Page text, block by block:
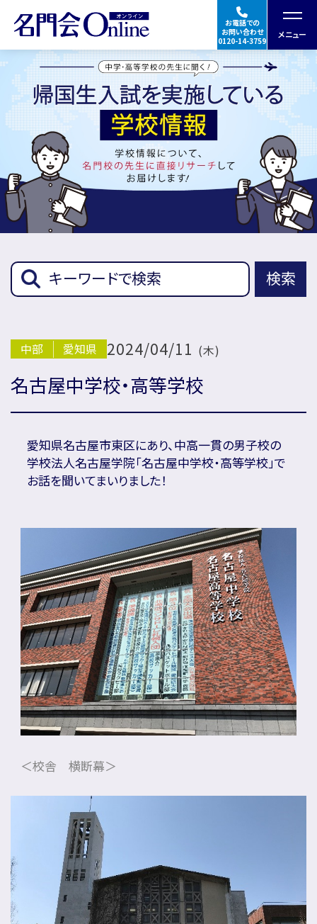
お電話での
お問い合わせ
0120-14-3759
メニュー
授業の特徴・料金
合格実績・体験談
指導講師
★Googleの口コミを見る
イベント
帰国生入試学校
リソー教育グループについて
プロ教師募集
合格体験談・入試分析資料プレゼント
名門会 公式SNS
名門会note「プロが明かす合格のヒント」
検索
中部 愛知県 2024/04/11 (木)
名古屋中学校・高等学校
愛知県名古屋市東区にあり、中高一貫の男子校の
学校法人名古屋学院「名古屋中学校・高等学校」で
お話を聞いてまいりました！
＜校舎 横断幕＞